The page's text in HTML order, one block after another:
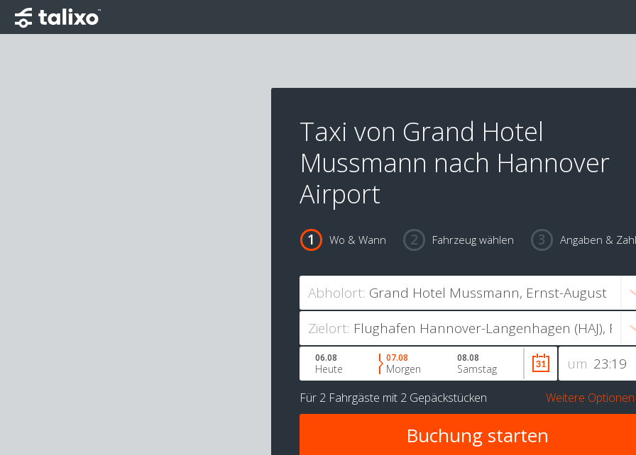
Taxi von Grand Hotel
Mussmann nach Hannover
Airport
Wo & Wann Fahrzeug wählen Angaben &
Abholort:
Zielort:
um
06.08
Heute
07.08
Morgen
08.08
Samstag
Für 2 Fahrgäste mit 2 Gepäckstücken Weitere Optionen